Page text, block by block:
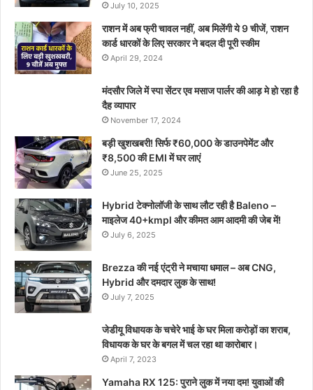
July 10, 2025
राशन में अब फ्री चावल नहीं, अब मिलेंगी ये 9 चीजें, राशन
कार्ड धारकों के लिए सरकार ने बदल दी पूरी स्कीम
April 29, 2024
मंदसौर जिले में स्पा सेंटर एव मसाज पार्लर की आड़ मे हो रहा है
दैह व्यापार
November 17, 2024
बड़ी खुशखबरी! सिर्फ ₹60,000 के डाउनपेमेंट और
₹8,500 की EMI में घर लाएं
June 25, 2025
Hybrid टेक्नोलॉजी के साथ लौट रही है Baleno –
माइलेज 40+kmpl और कीमत आम आदमी की जेब में!
July 6, 2025
Brezza की नई एंट्री ने मचाया धमाल – अब CNG,
Hybrid और दमदार लुक के साथ!
July 7, 2025
जेडीयू विधायक के चचेरे भाई के घर मिला करोड़ों का शराब,
विधायक के घर के बगल में चल रहा था कारोबार।
April 7, 2023
Yamaha RX 125: पुराने लुक में नया दम! युवाओं की